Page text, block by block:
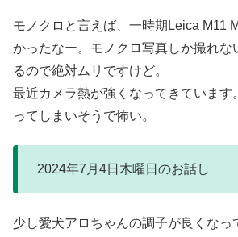
モノクロと言えば、一時期Leica M11
かったなー。モノクロ写真しか撮れな
るので絶対ムリですけど。
最近カメラ熱が強くなってきています
ってしまいそうで怖い。
2024年7月4日木曜日のお話し
少し愛犬アロちゃんの調子が良くなっ